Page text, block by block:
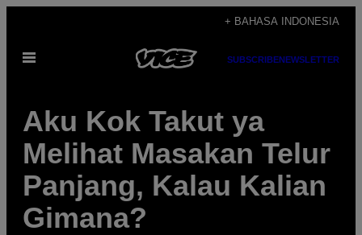
content
+ BAHASA INDONESIA
Open
SUBSCRIBENEWSLETTER
Aku Kok Takut ya
Melihat Masakan Telur
Panjang, Kalau Kalian
Gimana?